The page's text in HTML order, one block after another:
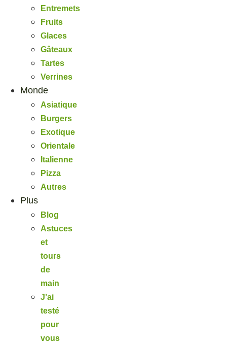
Entremets
Fruits
Glaces
Gâteaux
Tartes
Verrines
Monde
Asiatique
Burgers
Exotique
Orientale
Italienne
Pizza
Autres
Plus
Blog
Astuces
et
tours
de
main
J’ai
testé
pour
vous